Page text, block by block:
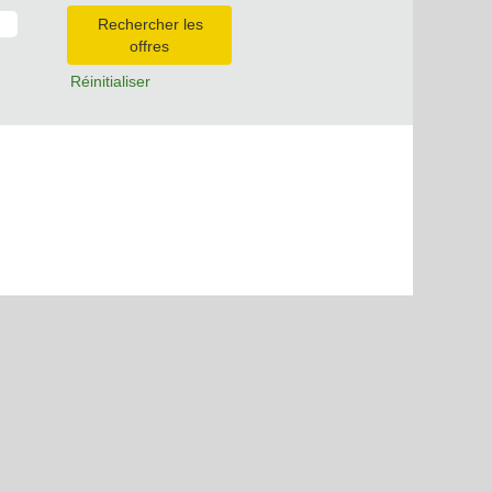
Réinitialiser